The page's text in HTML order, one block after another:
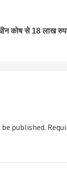
कोष से 18 लाख
published.